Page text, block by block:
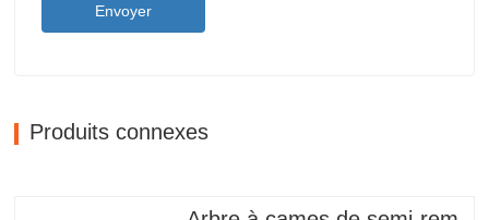
Envoyer
Produits connexes